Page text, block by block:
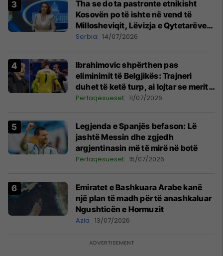
Tha se do ta pastronte etnikisht
Kosovën po të ishte në vend të
Millosheviqit, Lëvizja e Qytetarëve
të Lirë në Serbi kërkon shkarkimin e
Serbia 14/07/2026
Ibrahimovic shpërthen pas
eliminimit të Belgjikës: Trajneri
duhet të ketë turp, ai lojtar se meritoi
të luante
Përfaqësueset 11/07/2026
Legjenda e Spanjës befason: Lë
jashtë Messin dhe zgjedh
argjentinasin më të mirë në botë
Përfaqësueset 15/07/2026
Emiratet e Bashkuara Arabe kanë
një plan të madh për të anashkaluar
Ngushticën e Hormuzit
Azia 13/07/2026